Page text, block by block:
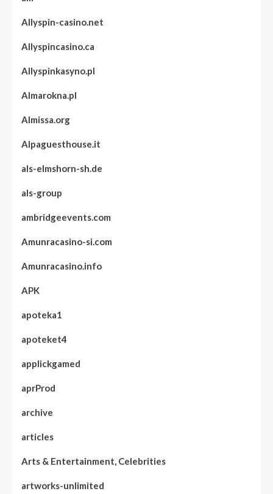
Allyspin-casino.net
Allyspincasino.ca
Allyspinkasyno.pl
Almarokna.pl
Almissa.org
Alpaguesthouse.it
als-elmshorn-sh.de
als-group
ambridgeevents.com
Amunracasino-si.com
Amunracasino.info
APK
apoteka1
apoteket4
applickgamed
aprProd
archive
articles
Arts & Entertainment, Celebrities
artworks-unlimited